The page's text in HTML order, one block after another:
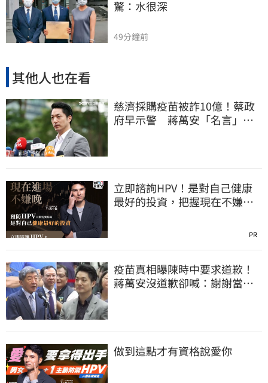
驚：水很深
49分鐘前
其他人也在看
慈濟採購疫苗被詐10億！蔡政
府早示警 蔣萬安「名言」翻
立即諮詢HPV！是對自己健康
最好的投資，把握現在不嫌
PR
疫苗真相曝陳時中要求道歉！
蔣萬安沒道歉卻喊：謝謝當時
做到這點才有資格說愛你